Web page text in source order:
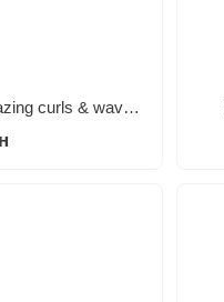
Milk Shake Lifestyling Amazing curls & waves 50мл